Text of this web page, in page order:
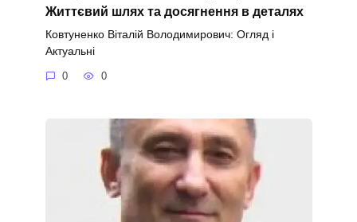
Життєвий шлях та досягнення в деталях
Ковтуненко Віталій Володимирович: Огляд і
Актуальні
0 0